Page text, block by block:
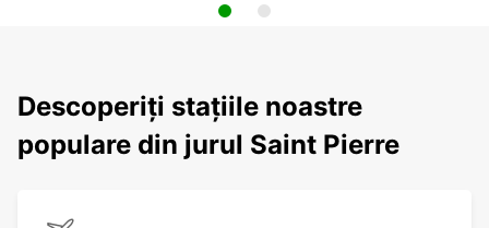
Descoperiți stațiile noastre
populare din jurul Saint Pierre